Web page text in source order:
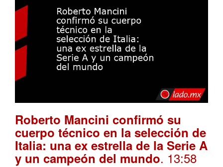
Roberto Mancini confirmó su
cuerpo técnico en la selección de
Italia: una ex estrella de la Serie A
y un campeón del mundo. 13:58